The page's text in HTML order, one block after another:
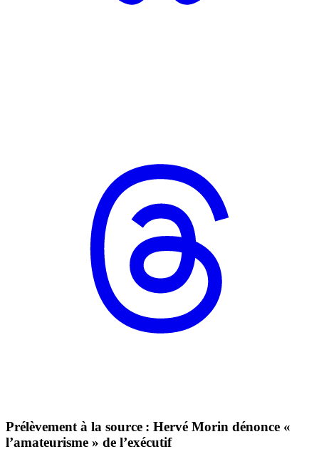
Prélèvement à la source : Hervé Morin dénonce «
l’amateurisme » de l’exécutif